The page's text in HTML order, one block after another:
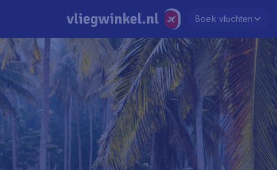
Boek vluchten